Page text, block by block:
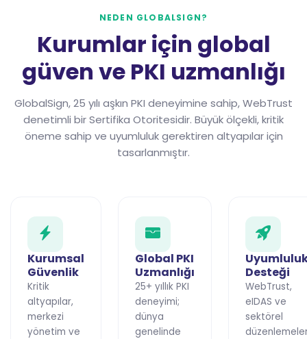
NEDEN GLOBALSIGN?
Kurumlar için global
güven ve PKI uzmanlığı
GlobalSign, 25 yılı aşkın PKI deneyimine sahip, WebTrust
denetimli bir Sertifika Otoritesidir. Büyük ölçekli, kritik
öneme sahip ve uyumluluk gerektiren altyapılar için
tasarlanmıştır.
Kurumsal
Güvenlik
Kritik
altyapılar,
merkezi
yönetim ve
Global PKI
Uzmanlığı
25+ yıllık PKI
deneyimi;
dünya
genelinde
Desteği
WebTrust,
eIDAS ve
sektörel